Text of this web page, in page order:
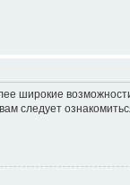
широкие
следует